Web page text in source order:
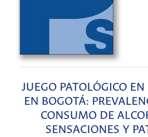
JUEGO PATOLÓGICO
EN BOGOTÁ:
CONSUMO DE
SENSACIONES Y